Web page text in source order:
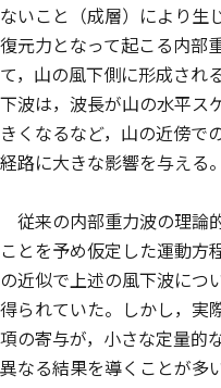
ないこと（成層）により生
復元力となって起こる内部
て，山の風下側に形成され
下波は，波長が山の水平ス
きくなるなど，山の近傍で
経路に大きな影響を与える。
従来の内部重力波の理論
ことを予め仮定した運動方
の近似で上述の風下波につ
得られていた。しかし，実
項の寄与が，小さな定量的
異なる結果を導くことが多